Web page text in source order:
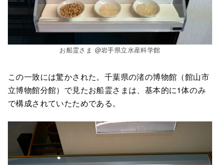
お船霊さま @岩手県立水産科学館
この一致には驚かされた。千葉県の渚の博物館（館山市
立博物館分館）で見たお船霊さまは、基本的に1体のみ
で構成されていたためである。